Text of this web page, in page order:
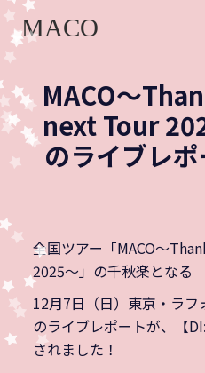
MACO～
next Tour
のライブレポ
全国ツアー「MACO～
2025～」の千秋楽となる
12月7日（日）東京・ラ
のライブレポートが、【
されました！